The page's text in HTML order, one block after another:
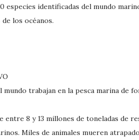
especies identificadas del mundo
los océanos.
trabajan en la pesca marina de
8 y 13 millones de toneladas de
Miles de animales mueren